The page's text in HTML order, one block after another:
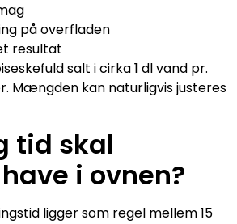
på overfladen
resultat
salt i cirka 1 dl vand pr.
Mængden kan naturligvis justeres
tid skal
i ovnen?
ligger som regel mellem 15